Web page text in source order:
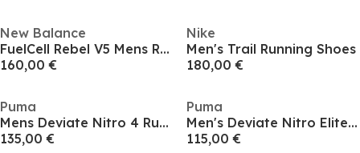
New Balance
FuelCell Rebel V5 Mens Running Shoes
160,00 €
Nike
Men's Trail Running Shoes
180,00 €
Puma
Mens Deviate Nitro 4 Running Shoes
135,00 €
Puma
Men's Deviate Nitro Elite Trail Off-Road Running Shoes
115,00 €